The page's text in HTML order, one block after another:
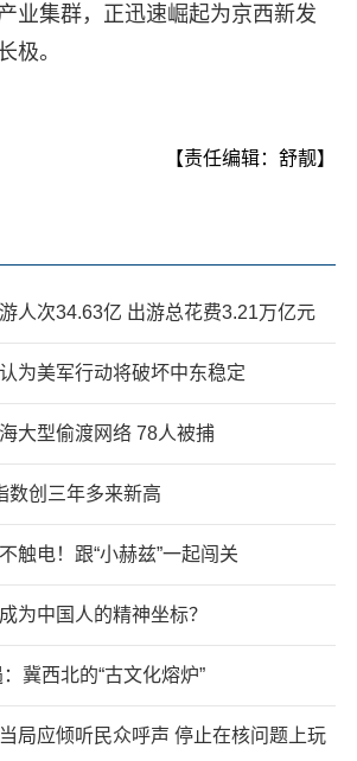
业集群，正迅速崛起为京西新发
极。
【责任编辑：舒靓】
人次34.63亿 出游总花费3.21万亿元
为美军行动将破坏中东稳定
大型偷渡网络 78人被捕
数创三年多来新高
触电！跟“小赫兹”一起闯关
为中国人的精神坐标？
：冀西北的“古文化熔炉”
局应倾听民众呼声 停止在核问题上玩